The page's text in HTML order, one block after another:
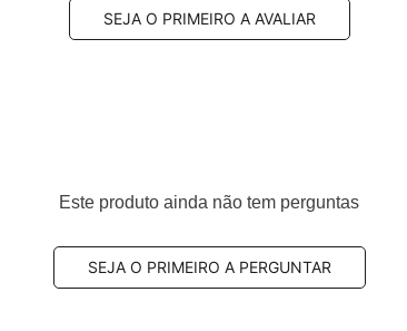
SEJA O PRIMEIRO A AVALIAR
Este produto ainda não tem perguntas
SEJA O PRIMEIRO A PERGUNTAR